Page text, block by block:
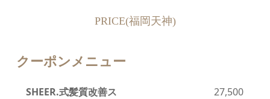
PRICE(福岡天神)
クーポンメニュー
SHEER.式髪質改善ス
27,500